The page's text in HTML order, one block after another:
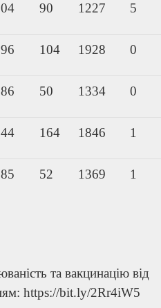
90 1227 5
104 1928 0
50 1334 0
164 1846 1
52 1369 1
та вакцинацію від
https://bit.ly/2Rr4iW5